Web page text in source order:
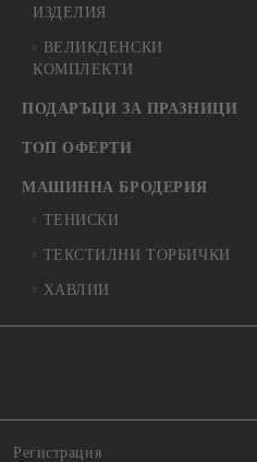
ИЗДЕЛИЯ
ВЕЛИКДЕНСКИ
КОМПЛЕКТИ
ПОДАРЪЦИ ЗА ПРАЗНИЦИ
ТОП ОФЕРТИ
МАШИННА БРОДЕРИЯ
ТЕНИСКИ
ТЕКСТИЛНИ ТОРБИЧКИ
ХАВЛИИ
Регистрация